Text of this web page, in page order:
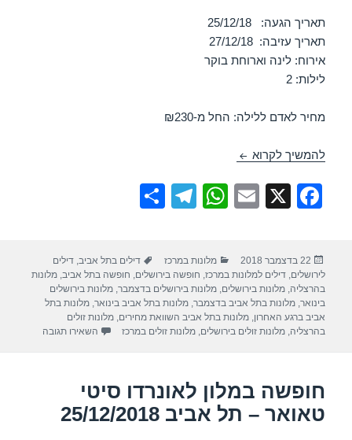
תאריך הגעה: 25/12/18
תאריך עזיבה: 27/12/18
אירוח: לינה וארוחת בוקר
לילות: 2
מחיר לאדם ללילה: החל מ-₪230
להמשיך לקרוא חופשה במלון לאונרדו ארט תל אביב – 25/12/2018
F
e
b
o
X
E
W
s
A
p
T
gr
a
m
e
פורסם
בתאריך
22 בדצמבר 2018 קטגוריות
מלונות במרכז תגיות
דילים בתל אביב,דילים
לירושלים,דילים למלונות במרכז, חופשה בירושלים, חופשה בתל אביב,מלונות
בהרצליה,מלונות בירושלים,מלונות בירושלים בדצמבר,מלונות בירושלים
בינואר,מלונות בתל אביב בדצמבר,מלונות בתל אביב בינואר,מלונות בתל
אביב ברגע האחרון,מלונות בתל אביב השוואת מחירים,מלונות זולים
בהרצליה,מלונות זולים בירושלים,מלונות זולים במרכז השאירו תגובה
חופשה במלון לאונרדו סיטי
טאואר – תל אביב 25/12/2018